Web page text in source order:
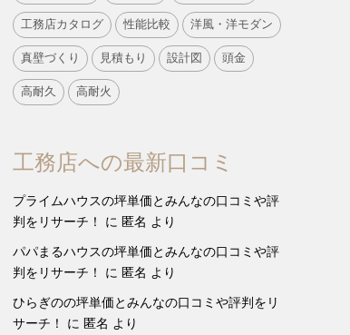
工務店カタログ 性能比較 洋風・洋モダン
真壁づくり 見積もり 設計図 頭金
高耐久 高耐火
工務店への最新口コミ
プライムハウスの坪単価とみんなの口コミや評
判をリサーチ！
に 匿名 より
パパまるハウスの坪単価とみんなの口コミや評
判をリサーチ！
に 匿名 より
ひらぎのの坪単価とみんなの口コミや評判をリ
サーチ！
に 匿名 より